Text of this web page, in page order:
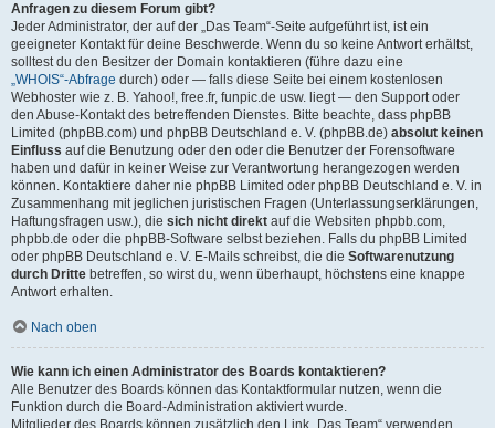
Anfragen zu diesem Forum gibt?
Jeder Administrator, der auf der „Das Team“-Seite aufgeführt ist, ist ein
geeigneter Kontakt für deine Beschwerde. Wenn du so keine Antwort erhältst,
solltest du den Besitzer der Domain kontaktieren (führe dazu eine
„WHOIS“-Abfrage durch) oder — falls diese Seite bei einem kostenlosen
Webhoster wie z. B. Yahoo!, free.fr, funpic.de usw. liegt — den Support oder
den Abuse-Kontakt des betreffenden Dienstes. Bitte beachte, dass phpBB
Limited (phpBB.com) und phpBB Deutschland e. V. (phpBB.de) absolut keinen
Einfluss auf die Benutzung oder den oder die Benutzer der Forensoftware
haben und dafür in keiner Weise zur Verantwortung herangezogen werden
können. Kontaktiere daher nie phpBB Limited oder phpBB Deutschland e. V. in
Zusammenhang mit jeglichen juristischen Fragen (Unterlassungserklärungen,
Haftungsfragen usw.), die sich nicht direkt auf die Websiten phpbb.com,
phpbb.de oder die phpBB-Software selbst beziehen. Falls du phpBB Limited
oder phpBB Deutschland e. V. E-Mails schreibst, die die Softwarenutzung
durch Dritte betreffen, so wirst du, wenn überhaupt, höchstens eine knappe
Antwort erhalten.
Nach oben
Wie kann ich einen Administrator des Boards kontaktieren?
Alle Benutzer des Boards können das Kontaktformular nutzen, wenn die
Funktion durch die Board-Administration aktiviert wurde.
Mitglieder des Boards können zusätzlich den Link „Das Team“ verwenden.